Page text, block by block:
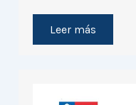
Leer más